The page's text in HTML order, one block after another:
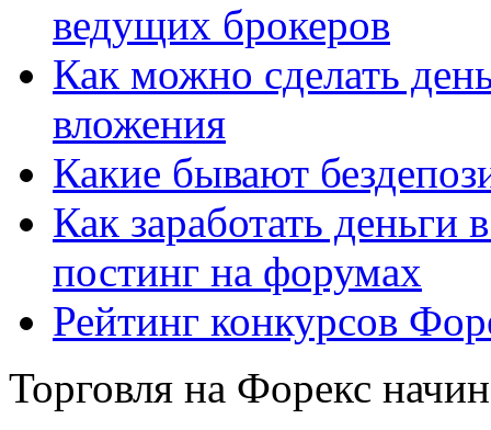
ведущих брокеров
Как можно сделать
вложения
Какие бывают
Как заработать
постинг на форумах
Рейтинг конкурсов
Торговля на Форекс